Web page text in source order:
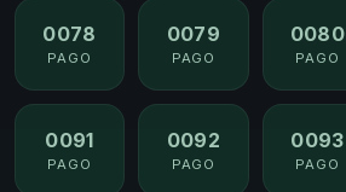
0078
PAGO
0079
PAGO
0080
PAGO
0091
PAGO
0092
PAGO
0093
PAGO